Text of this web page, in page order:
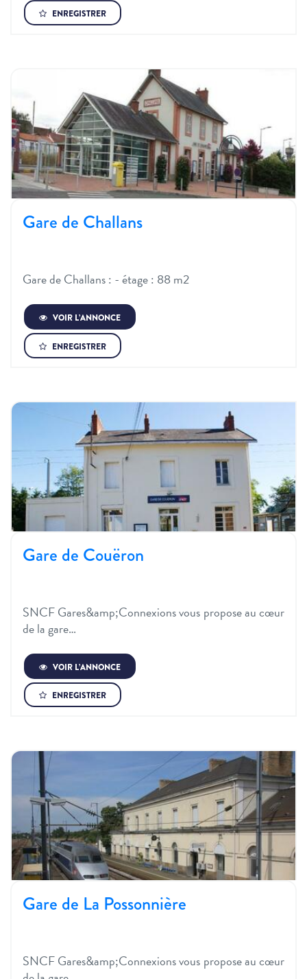
ENREGISTRER
Gare de Challans
Gare de Challans : - étage : 88 m2
VOIR L’ANNONCE
ENREGISTRER
Gare de Couëron
SNCF Gares&amp;Connexions vous propose au cœur
de la gare…
VOIR L’ANNONCE
ENREGISTRER
Gare de La Possonnière
SNCF Gares&amp;Connexions vous propose au cœur